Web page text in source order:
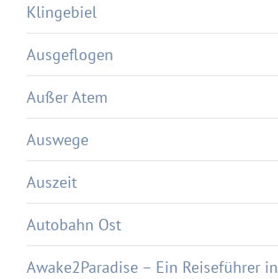
Klingebiel
Ausgeflogen
Außer Atem
Auswege
Auszeit
Autobahn Ost
Awake2Paradise – Ein Reiseführer